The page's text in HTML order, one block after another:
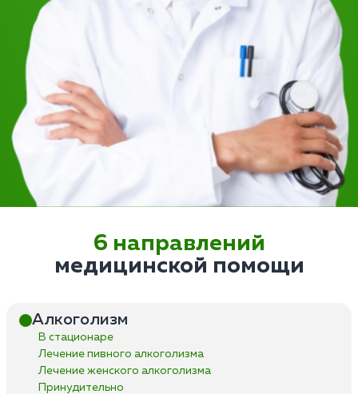
6 направлений
медицинской помощи
Алкоголизм
В стационаре
Лечение пивного алкоголизма
Лечение женского алкоголизма
Принудительно